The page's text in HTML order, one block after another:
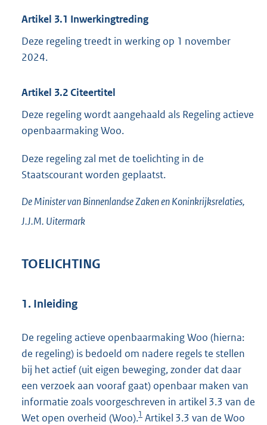
Artikel 3.1 Inwerkingtreding
Deze regeling treedt in werking op 1 november
2024.
Artikel 3.2 Citeertitel
Deze regeling wordt aangehaald als Regeling actieve
openbaarmaking Woo.
Deze regeling zal met de toelichting in de
Staatscourant worden geplaatst.
De Minister van Binnenlandse Zaken en Koninkrijksrelaties,
J.J.M. Uitermark
TOELICHTING
1. Inleiding
De regeling actieve openbaarmaking Woo (hierna:
de regeling) is bedoeld om nadere regels te stellen
bij het actief (uit eigen beweging, zonder dat daar
een verzoek aan vooraf gaat) openbaar maken van
informatie zoals voorgeschreven in artikel 3.3 van de
Wet open overheid (Woo).1 Artikel 3.3 van de Woo